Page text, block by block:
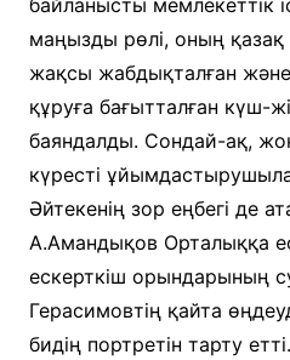
байланысты мемлекеттік
маңызды рөлі, оның қазақ
жақсы жабдықталған және
құруға бағытталған күш-
баяндалды. Сондай-ақ,
күресті
Әйтекенің зор еңбегі де
А.Амандықов Орталыққа
ескерткіш орындарының
Герасимовтің қайта
бидің портретін тарту етті.